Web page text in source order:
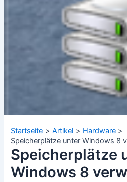
Startseite Artikel
Hardware
Speicherplätze unter Windows 8
Speicherplätze
Windows 8